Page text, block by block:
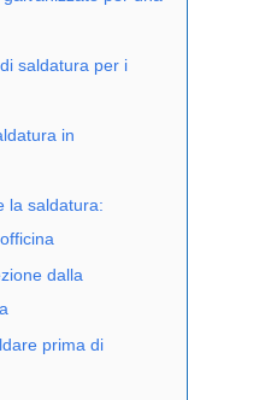
saldatura per i
in
la saldatura:
dalla
prima di